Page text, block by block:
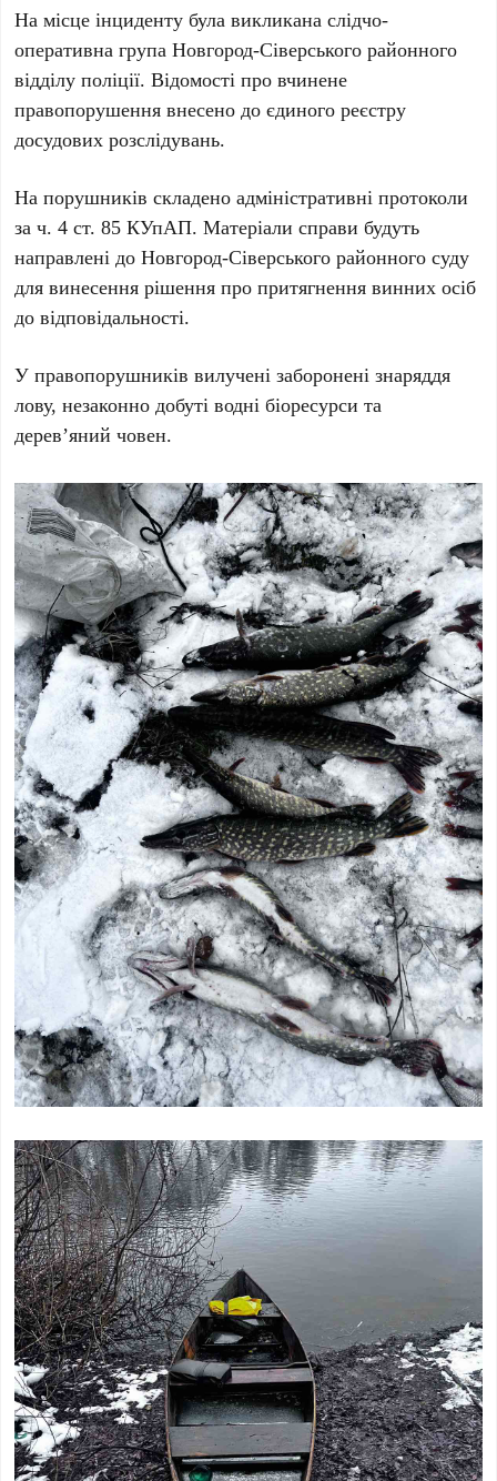
На місце інциденту була викликана слідчо-
оперативна група Новгород-Сіверського районного
відділу поліції. Відомості про вчинене
правопорушення внесено до єдиного реєстру
досудових розслідувань.
На порушників складено адміністративні протоколи
за ч. 4 ст. 85 КУпАП. Матеріали справи будуть
направлені до Новгород-Сіверського районного суду
для винесення рішення про притягнення винних осіб
до відповідальності.
У правопорушників вилучені заборонені знаряддя
лову, незаконно добуті водні біоресурси та
дерев’яний човен.